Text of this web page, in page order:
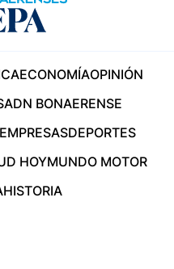
ECONOMÍAOPINIÓN
ADN BONAERENSE
DEPORTES
HOYMUNDO MOTOR
HISTORIA